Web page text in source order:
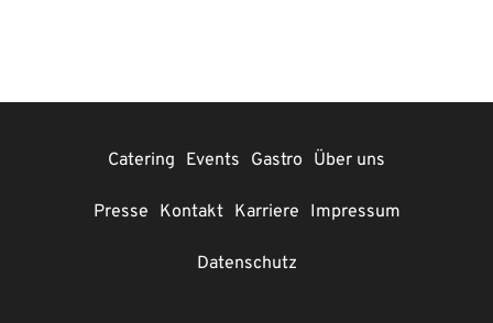
Catering Events Gastro Über uns
Presse Kontakt Karriere Impressum
Datenschutz